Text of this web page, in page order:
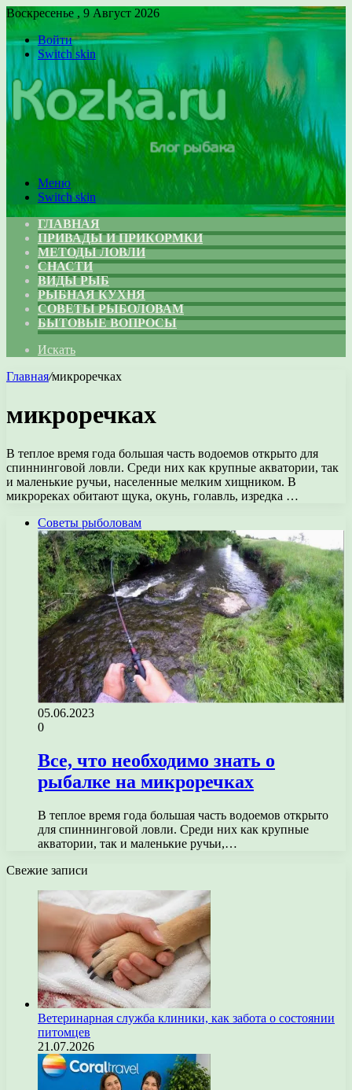
Воскресенье , 9 Август 2026
Войти
Switch skin
Меню
Switch skin
ГЛАВНАЯ
ПРИВАДЫ И ПРИКОРМКИ
МЕТОДЫ ЛОВЛИ
СНАСТИ
ВИДЫ РЫБ
РЫБНАЯ КУХНЯ
СОВЕТЫ РЫБОЛОВАМ
БЫТОВЫЕ ВОПРОСЫ
Искать
Главная/микроречках
микроречках
В теплое время года большая часть водоемов открыто для
спиннинговой ловли. Среди них как крупные акватории, так
и маленькие ручьи, населенные мелким хищником. В
микрореках обитают щука, окунь, голавль, изредка …
Советы рыболовам
05.06.2023
0
Все, что необходимо знать о
рыбалке на микроречках
В теплое время года большая часть водоемов открыто
для спиннинговой ловли. Среди них как крупные
акватории, так и маленькие ручьи,…
Свежие записи
Ветеринарная служба клиники, как забота о состоянии
питомцев
21.07.2026